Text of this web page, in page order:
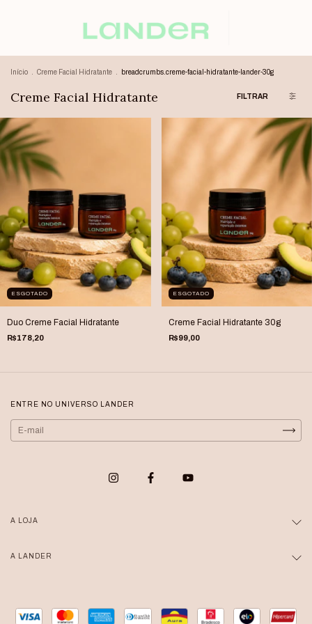
Início Creme Facial Hidratante breadcrumbs.creme-facial-hidratante-lander-30g
Creme Facial Hidratante FILTRAR
ESGOTADO
Duo Creme Facial Hidratante
R$178,20
ESGOTADO
Creme Facial Hidratante 30g
R$99,00
ENTRE NO UNIVERSO LANDER
A LOJA
A LANDER